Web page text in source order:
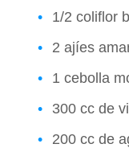
1/2 coliflor
2 ajíes
1 cebolla
300 cc de
200 cc de